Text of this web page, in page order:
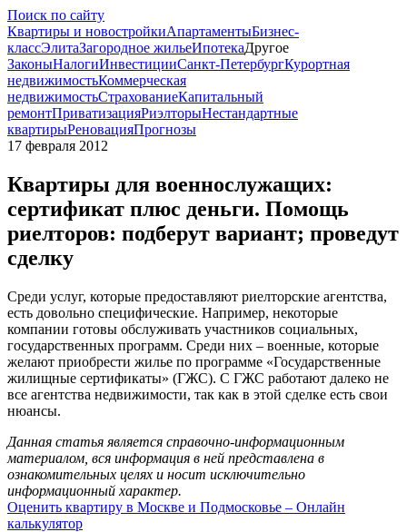
Поиск по сайту
Квартиры и новостройкиАпартаментыБизнес-
классЭлитаЗагородное жильеИпотекаДругое
ЗаконыНалогиИнвестицииСанкт-ПетербургКурортная
недвижимостьКоммерческая
недвижимостьСтрахованиеКапитальный
ремонтПриватизацияРиэлторыНестандартные
квартирыРеновацияПрогнозы
17 февраля 2012
Квартиры для военнослужащих:
сертификат плюс деньги. Помощь
риелторов: подберут вариант; проведут
сделку
Среди услуг, которые предоставляют риелторские агентства,
есть довольно специфические. Например, некоторые
компании готовы обслуживать участников социальных,
государственных программ. Среди них – военные, которые
желают приобрести жилье по программе «Государственные
жилищные сертификаты» (ГЖС). С ГЖС работают далеко не
все агентства недвижимости, так как в этой сделке есть свои
нюансы.
Данная статья является справочно-информационным
материалом, вся информация в ней представлена в
ознакомительных целях и носит исключительно
информационный характер.
Оценить квартиру в Москве и Подмосковье – Онлайн
калькулятор